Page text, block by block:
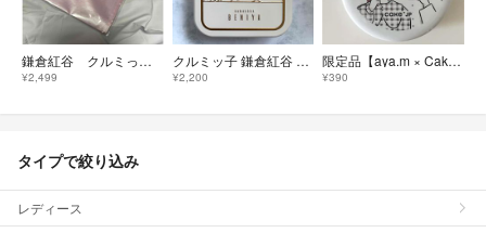
鎌倉紅谷 クルミっ子 サテンポーチ 31×24cm
¥2,499
クルミッ子 鎌倉紅谷 三越 創業350周年記念 限定コラボ缶（空缶）
¥2,200
限定品【aya.m × Cake.jp】コラボキャンディ缶 空き缶 銀座三越
¥390
タイプで絞り込み
レディース